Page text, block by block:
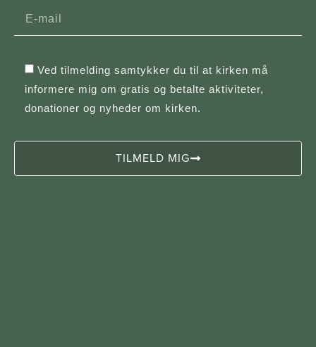
Ved tilmelding samtykker du til at kirken må
informere mig om gratis og betalte aktiviteter,
donationer og nyheder om kirken.
TILMELD MIG